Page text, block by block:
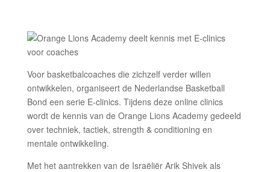
Voor basketbalcoaches die zichzelf verder willen
ontwikkelen, organiseert de Nederlandse Basketball
Bond een serie E-clinics. Tijdens deze online clinics
wordt de kennis van de Orange Lions Academy gedeeld
over techniek, tactiek, strength & conditioning en
mentale ontwikkeling.
Met het aantrekken van de Israëliër Arik Shivek als